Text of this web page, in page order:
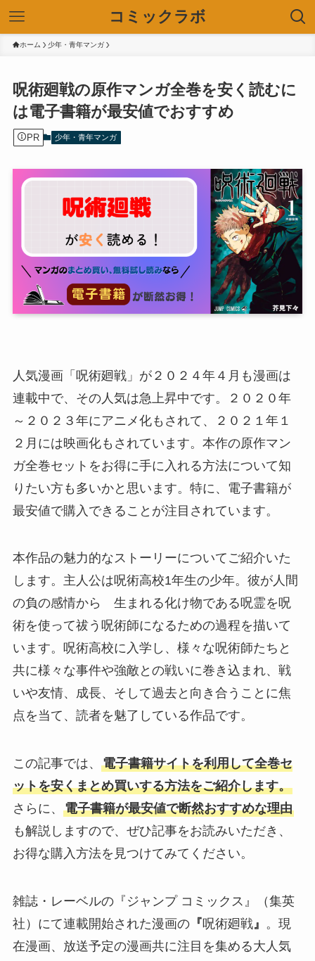
コミックラボ
ホーム 少年・青年マンガ
呪術廻戦の原作マンガ全巻を安く読むに
は電子書籍が最安値でおすすめ
PR 少年・青年マンガ
人気漫画「呪術廻戦」が２０２４年４月も漫画は
連載中で、その人気は急上昇中です。２０２０年
～２０２３年にアニメ化もされて、２０２１年１
２月には映画化もされています。本作の原作マン
ガ全巻セットをお得に手に入れる方法について知
りたい方も多いかと思います。特に、電子書籍が
最安値で購入できることが注目されています。
本作品の魅力的なストーリーについてご紹介いた
します。主人公は呪術高校1年生の少年。彼が人間
の負の感情から 生まれる化け物である呪霊を呪
術を使って祓う呪術師になるための過程を描いて
います。呪術高校に入学し、様々な呪術師たちと
共に様々な事件や強敵との戦いに巻き込まれ、戦
いや友情、成長、そして過去と向き合うことに焦
点を当て、読者を魅了している作品です。
この記事では、 電子書籍サイトを利用して全巻セ
ットを安くまとめ買いする方法をご紹介します。
さらに、 電子書籍が最安値で断然おすすめな理由
も解説しますので、ぜひ記事をお読みいただき、
お得な購入方法を見つけてみてください。
雑誌・レーベルの『ジャンプ コミックス』（集英
社）にて連載開始された漫画の『呪術廻戦』 。現
在漫画、放送予定の漫画共に注目を集める大人気